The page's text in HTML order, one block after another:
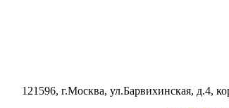
121596, г.Москва, ул.Барвихинская, д.4,